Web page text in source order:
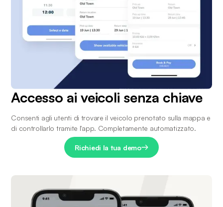
Accesso ai veicoli senza chiave
Consenti agli utenti di trovare il veicolo prenotato sulla mappa e
di controllarlo tramite l'app. Completamente automatizzato.
Richiedi la tua demo